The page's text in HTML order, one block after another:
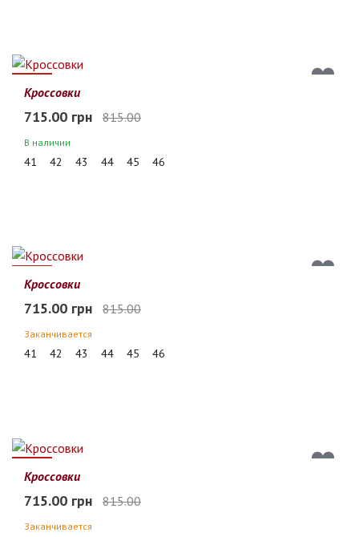
12%
Кроссовки
715.00 грн 815.00
В наличии
41 42 43 44 45 46
12%
Кроссовки
715.00 грн 815.00
Заканчивается
41 42 43 44 45 46
12%
Кроссовки
715.00 грн 815.00
Заканчивается